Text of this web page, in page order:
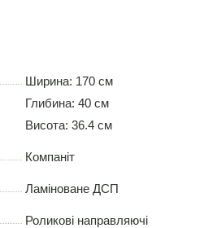
Ширина: 170 см
Глибина: 40 см
Висота: 36.4 см
Компаніт
Ламіноване ДСП
Роликові направляючі